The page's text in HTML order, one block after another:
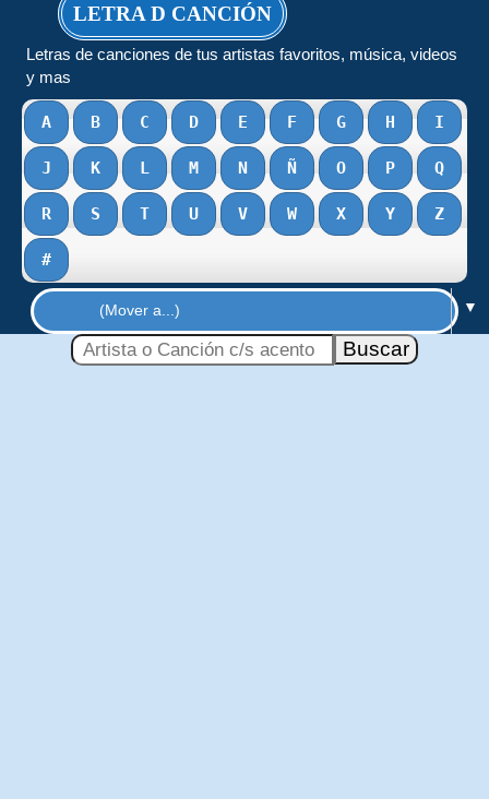
LETRA D CANCIÓN
Letras de canciones de tus artistas favoritos, música, videos
y mas
A B C D E F G H I
J K L M N Ñ O P Q
R S T U V W X Y Z
#
▼